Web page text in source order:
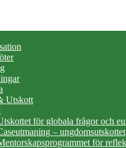
Utskott
för globala frågor och
– ungdomsutskottet
för